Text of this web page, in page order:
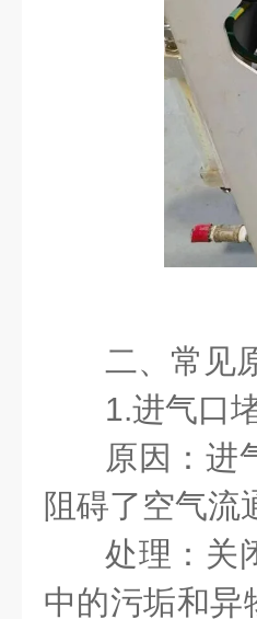
二、常见
1.进气口
原因：进
阻碍了空气流
处理：关
中的污垢和异